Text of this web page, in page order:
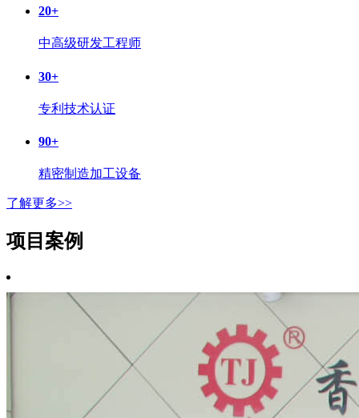
20+
中高级研发工程师
30+
专利技术认证
90+
精密制造加工设备
了解更多>>
项目案例